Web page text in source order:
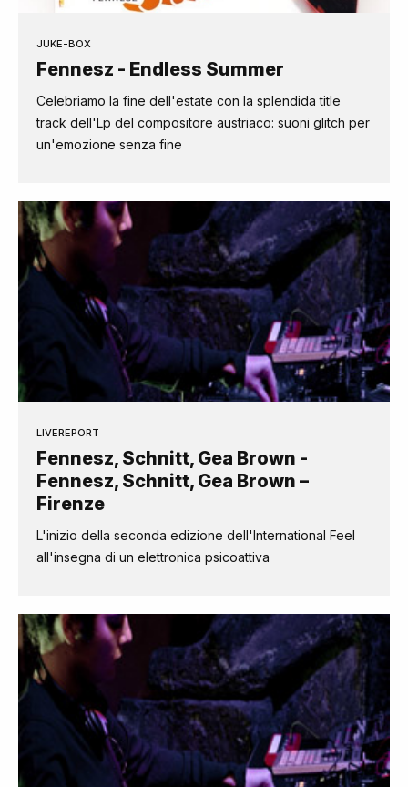
JUKE-BOX
Fennesz - Endless Summer
Celebriamo la fine dell'estate con la splendida title
track dell'Lp del compositore austriaco: suoni glitch per
un'emozione senza fine
LIVEREPORT
Fennesz, Schnitt, Gea Brown -
Fennesz, Schnitt, Gea Brown –
Firenze
L'inizio della seconda edizione dell'International Feel
all'insegna di un elettronica psicoattiva